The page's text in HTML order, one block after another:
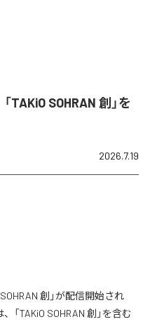
TAKiO SOHRAN 創」を
2026.7.19
創」が配信開始され
TAKiO SOHRAN 創」を含む